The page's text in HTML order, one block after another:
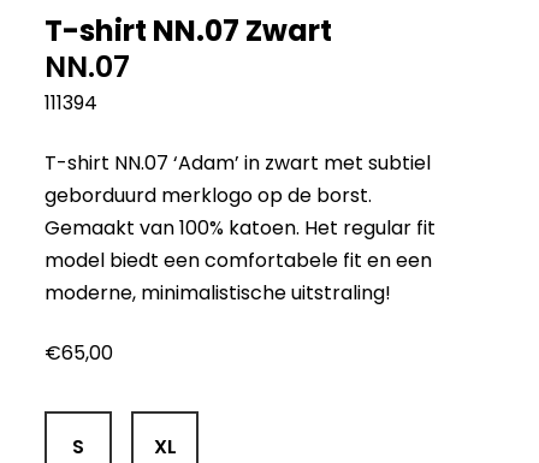
T-shirt NN.07 Zwart
NN.07
111394
T-shirt NN.07 ‘Adam’ in zwart met subtiel
geborduurd merklogo op de borst.
Gemaakt van 100% katoen. Het regular fit
model biedt een comfortabele fit en een
moderne, minimalistische uitstraling!
€65,00
S XL